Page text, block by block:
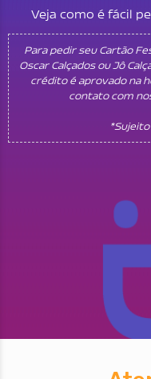
Veja como é fácil
Para pedir seu Cartão
Oscar Calçados ou Jô
crédito é aprovado na
contato com